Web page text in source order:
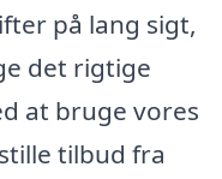
på lang sigt,
det rigtige
at bruge vores
tilbud fra